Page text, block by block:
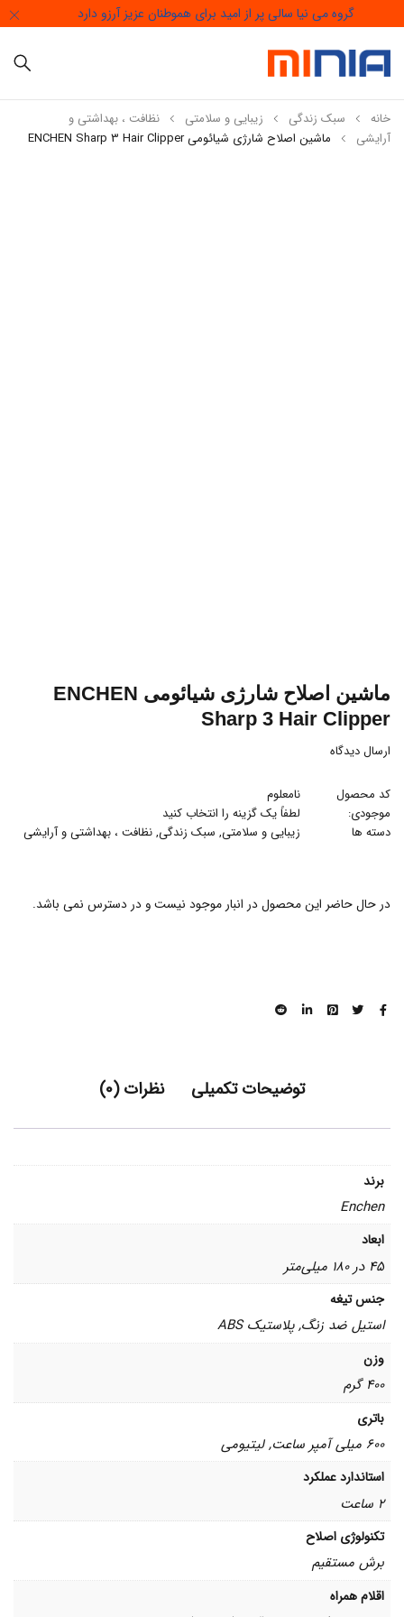
گروه می نیا سالی پر از امید برای هموطنان عزیز آرزو دارد
خانه سبک زندگی زیبایی و سلامتی
نظافت ، بهداشتی و
آرایشی
ماشین اصلاح شارژی شیائومی ENCHEN Sharp 3 Hair Clipper
ماشین اصلاح شارژی شیائومی ENCHEN
Sharp 3 Hair Clipper
ارسال دیدگاه
کد محصول
نامعلوم
موجودی:
لطفاً یک گزینه را انتخاب کنید
دسته ها
زیبایی و سلامتی, سبک زندگی,نظافت ، بهداشتی و آرایشی
در حال حاضر این محصول در انبار موجود نیست و در دسترس نمی باشد.
توضیحات تکمیلی نظرات (0)
برند
Enchen
ابعاد
45 در 180 میلی‌متر
جنس تیغه
استیل ضد زنگ, پلاستیک ABS
وزن
400 گرم
باتری
600 میلی آمپر ساعت, لیتیومی
استاندارد عملکرد
2 ساعت
تکنولوژی اصلاح
برش مستقیم
اقلام همراه